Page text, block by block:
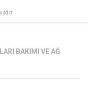
BAKIMI VE AĞ